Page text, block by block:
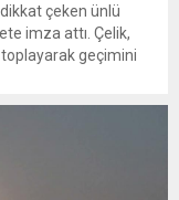
çeken ünlü
imza attı. Çelik,
toplayarak geçimini